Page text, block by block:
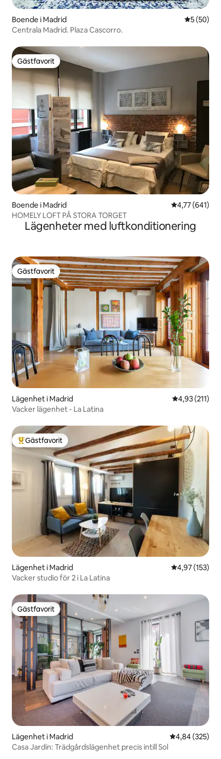
Boende i Madrid 5 av 5 i
5 (50)
Centrala Madrid. Plaza Cascorro.
Gästfavorit
Gästfavorit
Boende i Madrid 4,77 av 5 i
4,77 (641)
HOMELY LOFT PÅ STORA TORGET
Lägenheter med luftkonditionering
Gästfavorit
Gästfavorit
Lägenhet i Madrid 4,93 av 5 i
4,93 (211)
Vacker lägenhet - La Latina
Populär gästfavorit
Gästfavorit
Lägenhet i Madrid 4,97 av 5 i
4,97 (153)
Vacker studio för 2 i La Latina
Gästfavorit
Gästfavorit
Lägenhet i Madrid 4,84 av 5 i
4,84 (325)
Casa Jardín: Trädgårdslägenhet precis intill Sol